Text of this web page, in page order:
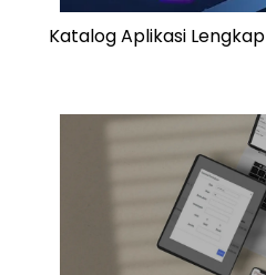
Katalog Aplikasi Lengkap